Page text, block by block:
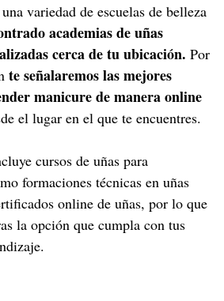
variedad de escuelas de belleza
academias de uñas
cerca de tu ubicación. Por
te señalaremos las mejores
manicure de manera online
el lugar en el que te encuentres.
cursos de uñas para
formaciones técnicas en uñas
online de uñas, por lo que
la opción que cumpla con tus